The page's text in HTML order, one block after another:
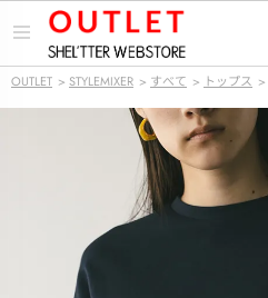
メ
ー
を
OUTLET > STYLEMIXER > すべて > トップス >